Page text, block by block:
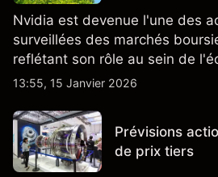
Nvidia est devenue l'une des
surveillées des marchés
reflétant son rôle au sein de
semi-conducteurs et de l'IA.
13:55, 15 Janvier 2026
Prévisions
de prix tiers